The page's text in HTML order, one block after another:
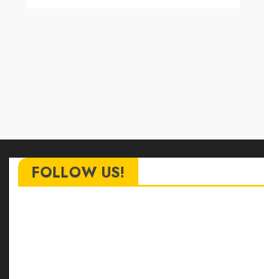
FOLLOW US!